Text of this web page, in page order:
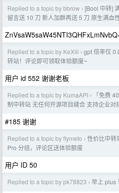
Replied to a topic by bbrow › [Bool 中转]
留言送 10 刀 新人加群再送 5 刀 原生满血
Replied to a topic by KeXiii › gpt 倍率仅
转站！评论即可领取体验额度~
用户 id 552 谢谢老板
Replied to a topic by KumaAPI ›
「免费
制中转站 无任何开源项目缝合 支持企业对
#185 谢谢
Replied to a topic by flymeto › 性价比中转
Pro 分组，评论区送体验额度
用户 ID 50
Replied to a topic by pk78823 › 早上 plus